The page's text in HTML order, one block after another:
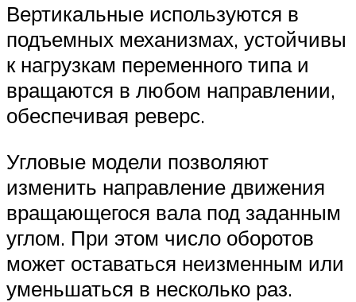
Вертикальные используются в
подъемных механизмах, устойчивы
к нагрузкам переменного типа и
вращаются в любом направлении,
обеспечивая реверс.
Угловые модели позволяют
изменить направление движения
вращающегося вала под заданным
углом. При этом число оборотов
может оставаться неизменным или
уменьшаться в несколько раз.